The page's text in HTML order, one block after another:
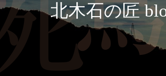
北木石の匠